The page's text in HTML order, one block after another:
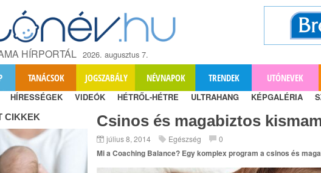
HÍRPORTÁL 2026. augusztus 7.
TANÁCSOK JOGSZABÁLY NÉVNAPOK TRENDEK UTÓNEVEK
HÍRESSÉGEK VIDEÓK HÉTRŐL-HÉTRE ULTRAHANG KÉPGALÉRIA
Csinos és magabiztos
július 8, 2014 Egészség 0
Mi a Coaching Balance? Egy komplex program a csinos és
CIKKEK